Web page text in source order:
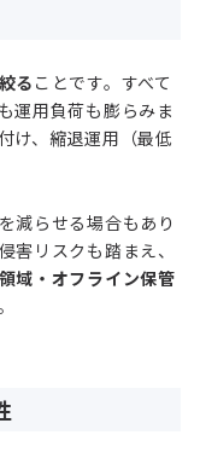
る ことです。すべて
運用負荷も膨らみま
け、縮退運用（最低
減らせる場合もあり
害リスクも踏まえ、
域・オフライン保管